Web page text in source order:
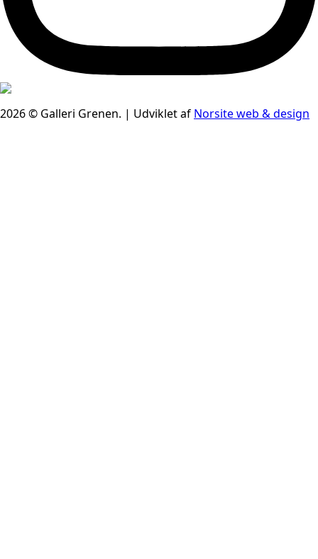
2026 © Galleri Grenen. | Udviklet af Norsite web & design